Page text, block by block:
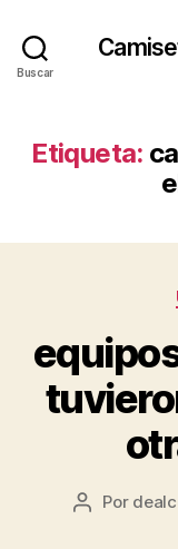
Buscar
Etiqueta:
Autor
Por